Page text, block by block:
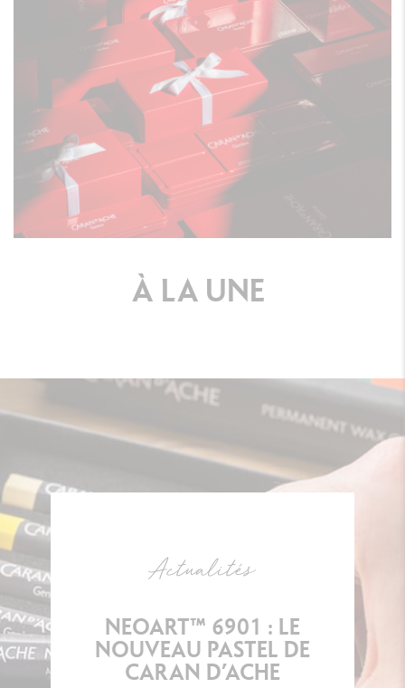
À LA UNE
Actualités
NEOART™ 6901 : LE
NOUVEAU PASTEL DE
CARAN D’ACHE